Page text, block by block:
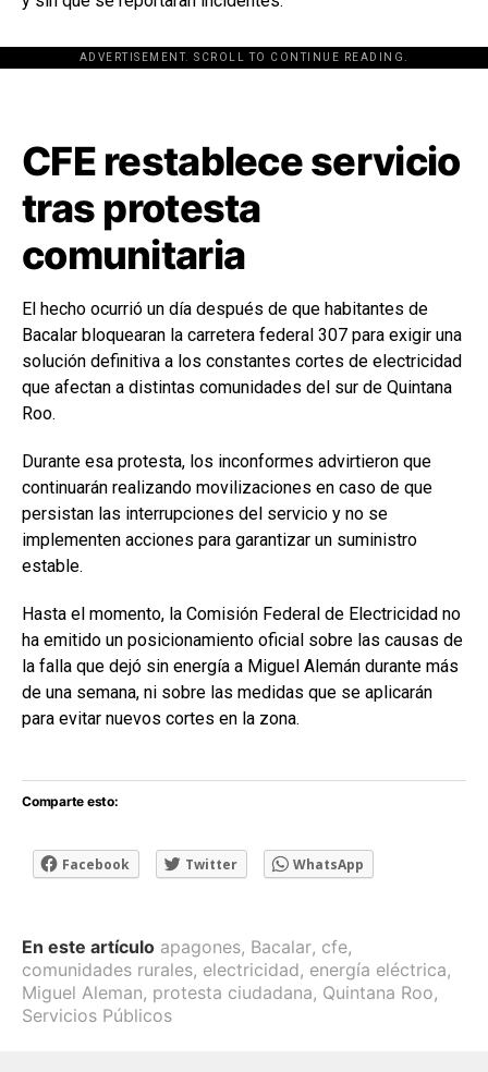
ADVERTISEMENT. SCROLL TO CONTINUE READING.
[adsforwp id="243463"]
CFE restablece servicio
tras protesta
comunitaria
El hecho ocurrió un día después de que habitantes de
Bacalar bloquearan la carretera federal 307 para exigir una
solución definitiva a los constantes cortes de electricidad
que afectan a distintas comunidades del sur de Quintana
Roo.
Durante esa protesta, los inconformes advirtieron que
continuarán realizando movilizaciones en caso de que
persistan las interrupciones del servicio y no se
implementen acciones para garantizar un suministro
estable.
Hasta el momento, la Comisión Federal de Electricidad no
ha emitido un posicionamiento oficial sobre las causas de
la falla que dejó sin energía a Miguel Alemán durante más
de una semana, ni sobre las medidas que se aplicarán
para evitar nuevos cortes en la zona.
Comparte esto:
Facebook Twitter WhatsApp
En este artículo apagones, Bacalar, cfe,
comunidades rurales, electricidad, energía eléctrica,
Miguel Aleman, protesta ciudadana, Quintana Roo,
Servicios Públicos